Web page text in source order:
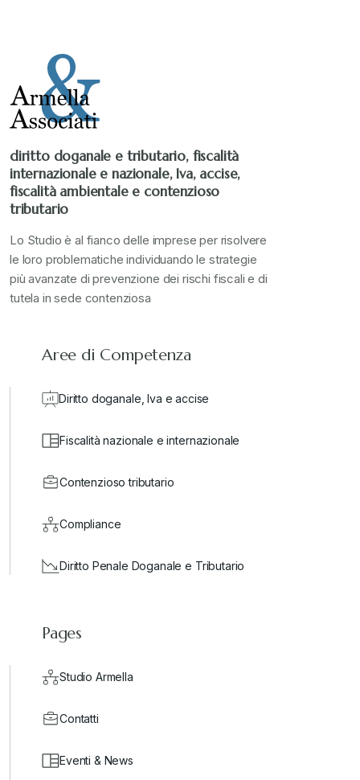
diritto doganale e tributario, fiscalità
internazionale e nazionale, Iva, accise,
fiscalità ambientale e contenzioso
tributario
Lo Studio è al fianco delle imprese per risolvere
le loro problematiche individuando le strategie
più avanzate di prevenzione dei rischi fiscali e di
tutela in sede contenziosa
Aree di Competenza
Diritto doganale, Iva e accise
Fiscalità nazionale e internazionale
Contenzioso tributario
Compliance
Diritto Penale Doganale e Tributario
Pages
Studio Armella
Contatti
Eventi & News